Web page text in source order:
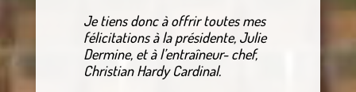
Je tiens donc à offrir toutes mes
félicitations à la présidente, Julie
Dermine, et à l’entraîneur- chef,
Christian Hardy Cardinal.